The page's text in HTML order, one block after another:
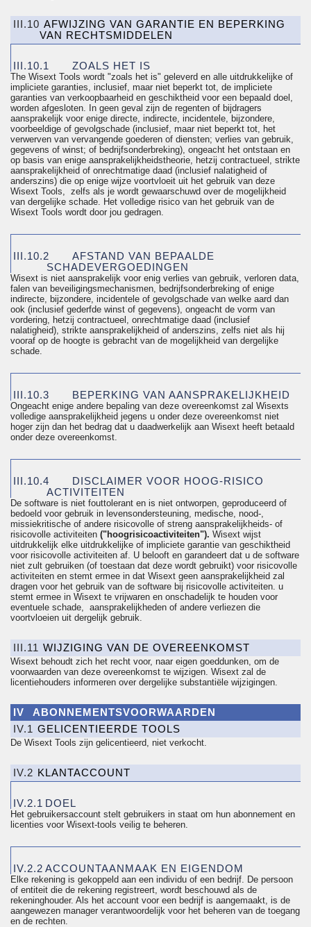
III.10 AFWIJZING VAN GARANTIE EN BEPERKING
VAN RECHTSMIDDELEN
III.10.1 ZOALS HET IS
The Wisext Tools wordt "zoals het is" geleverd en alle uitdrukkelijke of
impliciete garanties, inclusief, maar niet beperkt tot, de impliciete
garanties van verkoopbaarheid en geschiktheid voor een bepaald doel,
worden afgesloten. In geen geval zijn de regenten of bijdragers
aansprakelijk voor enige directe, indirecte, incidentele, bijzondere,
voorbeeldige of gevolgschade (inclusief, maar niet beperkt tot, het
verwerven van vervangende goederen of diensten; verlies van gebruik,
gegevens of winst; of bedrijfsonderbreking), ongeacht het ontstaan en
op basis van enige aansprakelijkheidstheorie, hetzij contractueel, strikte
aansprakelijkheid of onrechtmatige daad (inclusief nalatigheid of
anderszins) die op enige wijze voortvloeit uit het gebruik van deze
Wisext Tools,
zelfs als je wordt gewaarschuwd over de mogelijkheid
van dergelijke schade. Het volledige risico van het gebruik van de
Wisext Tools wordt door jou gedragen.
III.10.2
AFSTAND VAN BEPAALDE
SCHADEVERGOEDINGEN
Wisext is niet aansprakelijk voor enig verlies van gebruik, verloren data,
falen van beveiligingsmechanismen, bedrijfsonderbreking of enige
indirecte, bijzondere, incidentele of gevolgschade van welke aard dan
ook (inclusief gederfde winst of gegevens), ongeacht de vorm van
vordering, hetzij contractueel, onrechtmatige daad (inclusief
nalatigheid), strikte aansprakelijkheid of anderszins, zelfs niet als hij
vooraf op de hoogte is gebracht van de mogelijkheid van dergelijke
schade.
III.10.3 BEPERKING VAN AANSPRAKELIJKHEID
Ongeacht enige andere bepaling van deze overeenkomst zal Wisexts
volledige aansprakelijkheid jegens u onder deze overeenkomst niet
hoger zijn dan het bedrag dat u daadwerkelijk aan Wisext heeft betaald
onder deze overeenkomst.
III.10.4
DISCLAIMER VOOR HOOG-RISICO
ACTIVITEITEN
De software is niet fouttolerant en is niet ontworpen, geproduceerd of
bedoeld voor gebruik in levensondersteuning, medische, nood-,
missiekritische of andere risicovolle of streng aansprakelijkheids- of
risicovolle activiteiten ("hoogrisicoactiviteiten"). Wisext wijst
uitdrukkelijk elke uitdrukkelijke of impliciete garantie van geschiktheid
voor risicovolle activiteiten af. U belooft en garandeert dat u de software
niet zult gebruiken (of toestaan dat deze wordt gebruikt) voor risicovolle
activiteiten en stemt ermee in dat Wisext geen aansprakelijkheid zal
dragen voor het gebruik van de software bij risicovolle activiteiten. u
stemt ermee in Wisext te vrijwaren en onschadelijk te houden voor
eventuele schade, aansprakelijkheden of andere verliezen die
voortvloeien uit dergelijk gebruik.
III.11 WIJZIGING VAN DE OVEREENKOMST
Wisext behoudt zich het recht voor, naar eigen goeddunken, om de
voorwaarden van deze overeenkomst te wijzigen. Wisext zal de
licentiehouders informeren over dergelijke substantiële wijzigingen.
IV
ABONNEMENTSVOORWAARDEN
IV.1 GELICENTIEERDE TOOLS
De Wisext Tools zijn gelicentieerd , niet verkocht.
IV.2 KLANTACCOUNT
IV.2.1 DOEL
Het gebruikersaccount stelt gebruikers in staat om hun abonnement en
licenties voor Wisext-tools veilig te beheren.
IV.2.2 ACCOUNTAANMAAK EN EIGENDOM
Elke rekening is gekoppeld aan een individu of een bedrijf. De persoon
of entiteit die de rekening registreert, wordt beschouwd als de
rekeninghouder. Als het account voor een bedrijf is aangemaakt, is de
aangewezen manager verantwoordelijk voor het beheren van de toegang
en de rechten.